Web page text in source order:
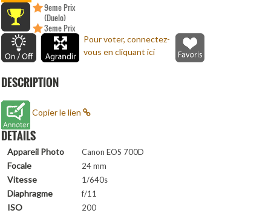
9eme Prix
(Duelo)
3eme Prix
(Duelo)
Pour voter, connectez-
vous en cliquant ici
DESCRIPTION
Copier le lien
DETAILS
Appareil Photo Canon EOS 700D
Focale 24 mm
Vitesse 1/640s
Diaphragme f/11
ISO 200